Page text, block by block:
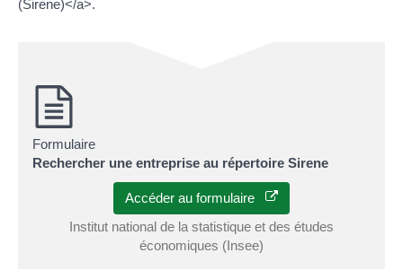
(Sirene)</a>.
Formulaire
Rechercher une entreprise au répertoire Sirene
Accéder au formulaire
Institut national de la statistique et des études
économiques (Insee)